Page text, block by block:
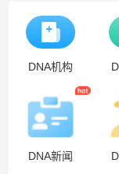
DNA机构
DNA新闻